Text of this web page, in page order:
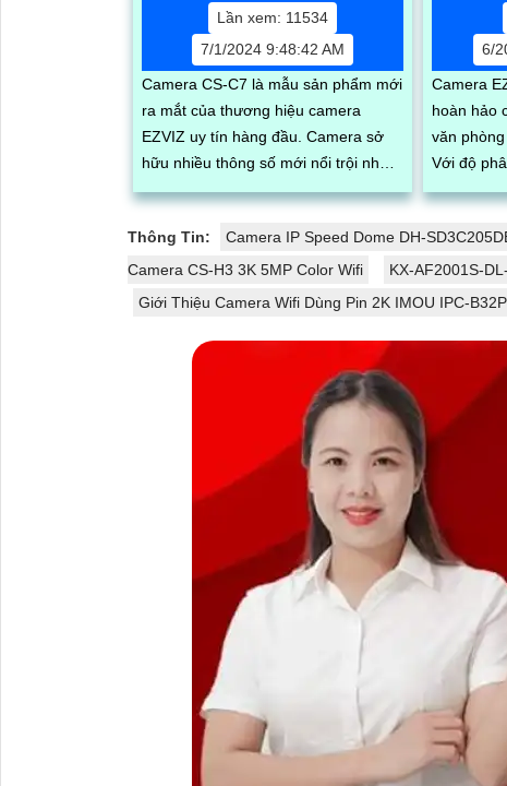
Lần xem: 11534
7/1/2024 9:48:42 AM
Camera CS-C7 là mẫu sản phẩm mới
ra mắt của thương hiệu camera
EZVIZ uy tín hàng đầu. Camera sở
hữu nhiều thông số mới nổi trội như
khả năng quay xoay ngoài trời, chống
sắc nét lên đến 2k với ống kính kép
6/
Camera
hoàn hảo
văn
Với độ
nối Wi-Fi
Thông Tin:
Camera IP Speed Dome DH-
Camera CS-H3 3K 5MP Color Wifi
KX-AF2001S-
Giới Thiệu Camera Wifi Dùng Pin 2K IMOU IPC-